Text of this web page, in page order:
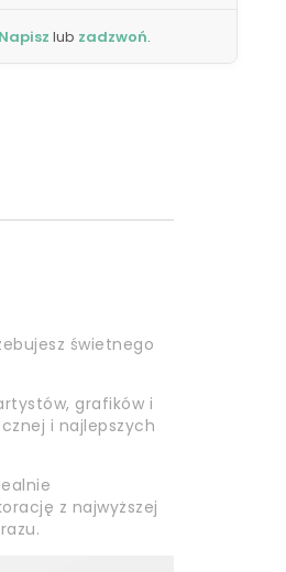
Napisz lub zadzwoń.
świetnego
grafików i
i najlepszych
z najwyższej